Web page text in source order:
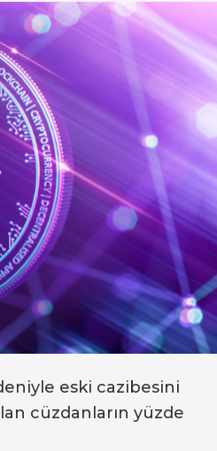
eski cazibesini
cüzdanların yüzde